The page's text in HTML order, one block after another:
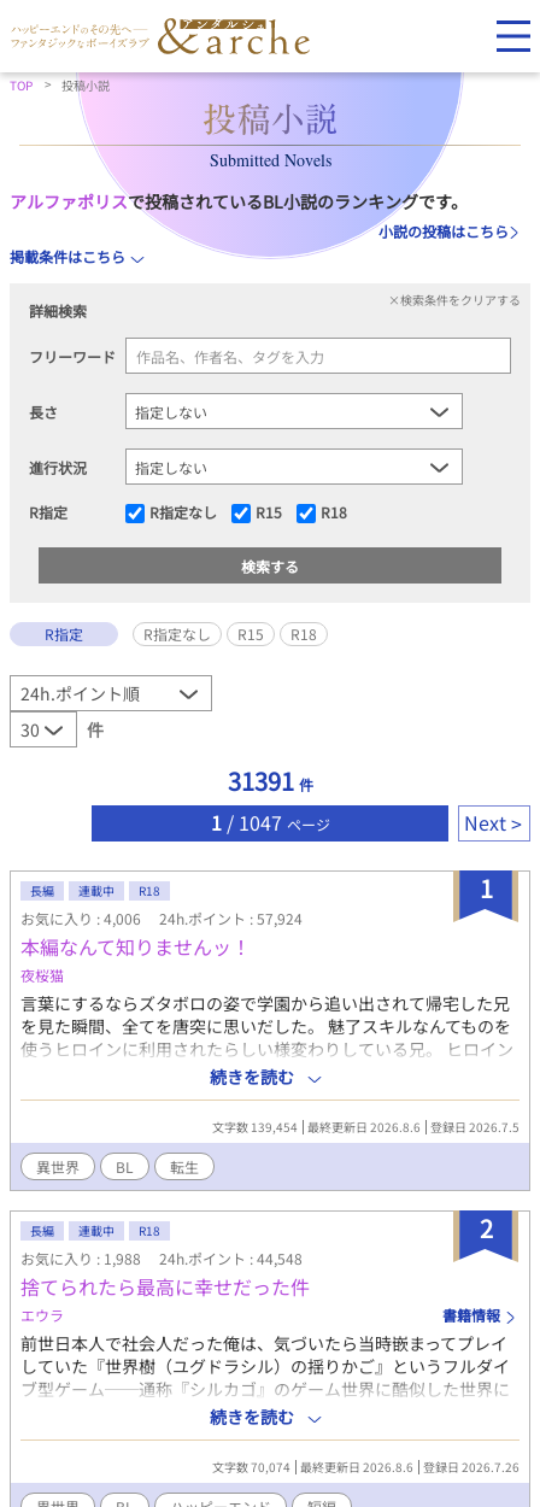
TOP 投稿小説
Submitted Novels
アルファポリスで投稿されているBL小説のランキングです。
小説の投稿はこちら
掲載条件はこちら
詳細検索
×検索条件をクリアする
フリーワード
長さ
進行状況
R指定 R指定なし R15 R18
R指定 R指定なし R15 R18
件
31391 件
1/ 1047 ページ Next
1
長編 連載中 R18
お気に入り : 4,006 24h.ポイント : 57,924
本編なんて知りませんッ！
夜桜猫
言葉にするならズタボロの姿で学園から追い出されて帰宅した兄
を見た瞬間、全てを唐突に思いだした。 魅了スキルなんてものを
使うヒロインに利用されたらしい様変わりしている兄。 ヒロイン
こと聖女に危害を加えた罪で学園を退学、貧乏男爵家である我が
家にも厳しい処分が言い渡されることに。 前世の記憶が戻ったか
らこそ余りに理不尽な状況に憤る主人公。 原作？そんな事は知っ
たことか。 原作知識チートと固有スキルを使って快適スローライ
フの為に動き出す。 ※急遽、一部キャラクターの名前を変更しま
した。読み辛くして申し訳ありません。 感想コメントは公開不
要と書かれている方以外にはしっかり返信していきます。もし
も、返信がない場合はお知らせ下さい！とても励みになります！
続きを読む
文字数 139,454 最終更新日 2026.8.6 登録日 2026.7.5
異世界 BL 転生
2
長編 連載中 R18
お気に入り : 1,988 24h.ポイント : 44,548
捨てられたら最高に幸せだった件
エウラ 書籍情報
前世日本人で社会人だった俺は、気づいたら当時嵌まってプレイ
していた『世界樹（ユグドラシル）の揺りかご』というフルダイ
ブ型ゲーム──通称『シルカゴ』のゲーム世界に酷似した世界に
転生していた。 冒険者として組んでいた幼馴染で恋人だった男に
裏切られ、迷宮（ダンジョン）の危険地帯に捨て置かれたときに
前世を思い出したおかげで九死に一生を得る。 このとき偶然助け
てくれた竜人の冒険者に一緒にパーティーを組むことを提案さ
続きを読む
文字数 70,074 最終更新日 2026.8.6 登録日 2026.7.26